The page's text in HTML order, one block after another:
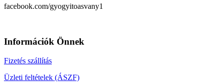
facebook.com/gyogyitoasvany1
Információk Önnek
Fizetés szállítás
Üzleti feltételek (ÁSZF)